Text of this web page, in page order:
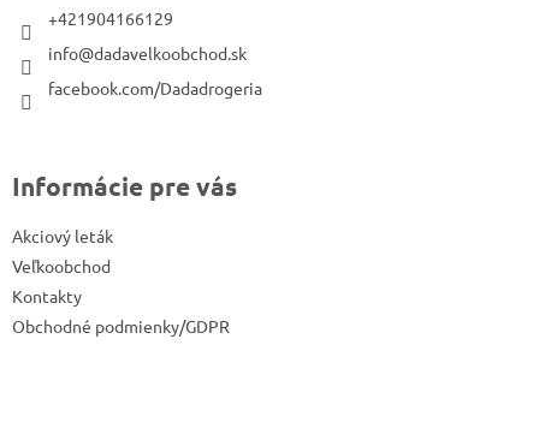
+421904166129
info@dadavelkoobchod.sk
facebook.com/Dadadrogeria
Informácie pre vás
Akciový leták
Veľkoobchod
Kontakty
Obchodné podmienky/GDPR